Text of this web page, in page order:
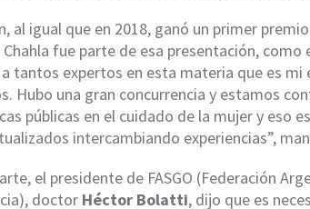
al igual que en 2018, ganó un primer
fue parte de esa presentación, como
tantos expertos en esta materia que es
Hubo una gran concurrencia y estamos
públicas en el cuidado de la mujer y eso
intercambiando experiencias”,
el presidente de FASGO (Federación
doctor Héctor Bolatti, dijo que es